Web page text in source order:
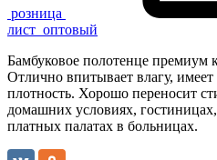
розница
лист оптовый
Бамбуковое полотенце премиум
Отлично впитывает влагу,
плотность. Хорошо переносит
домашних условиях, гостиницах,
платных палатах в больницах.